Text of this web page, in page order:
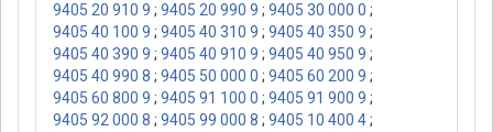
9405 20 910 9 ; 9405 20 990 9 ; 9405 30 000 0 ;
9405 40 100 9 ; 9405 40 310 9 ; 9405 40 350 9 ;
9405 40 390 9 ; 9405 40 910 9 ; 9405 40 950 9 ;
9405 40 990 8 ; 9405 50 000 0 ; 9405 60 200 9 ;
9405 60 800 9 ; 9405 91 100 0 ; 9405 91 900 9 ;
9405 92 000 8 ; 9405 99 000 8 ; 9405 10 400 4;